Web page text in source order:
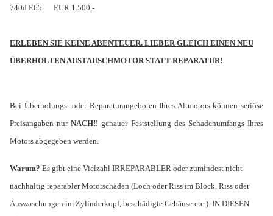
740d E65:
EUR 1.500,-
ERLEBEN SIE KEINE ABENTEUER. LIEBER GLEICH EINEN NEU
ÜBERHOLTEN AUSTAUSCHMOTOR STATT REPARATUR!
Bei Überholungs- oder Reparaturangeboten Ihres Altmotors können seriöse
Preisangaben nurNACH!! genauer Feststellung des Schadenumfangs Ihres
Motors abgegeben werden.
Warum? Es gibt eine Vielzahl IRREPARABLER oder zumindest nicht
nachhaltig reparabler Motorschäden (Loch oder Riss im Block, Riss oder
Auswaschungen im Zylinderkopf, beschädigte Gehäuse etc.). IN DIESEN